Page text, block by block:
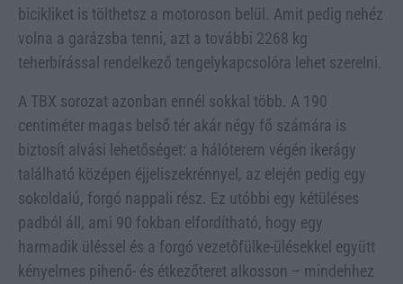
bicikliket is tölthetsz a motoroson belül. Amit pedig nehéz
volna a garázsba tenni, azt a további 2268 kg
teherbírással rendelkező tengelykapcsolóra lehet szerelni.
A TBX sorozat azonban ennél sokkal több. A 190
centiméter magas belső tér akár négy fő számára is
biztosít alvási lehetőséget: a hálóterem végén ikerágy
található középen éjjeliszekrénnyel, az elején pedig egy
sokoldalú, forgó nappali rész. Ez utóbbi egy kétüléses
padból áll, ami 90 fokban elfordítható, hogy egy
harmadik üléssel és a forgó vezetőfülke-ülésekkel együtt
kényelmes pihenő- és étkezőteret alkosson – mindehhez